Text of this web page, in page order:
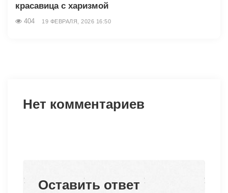
красавица с харизмой
404 19 ФЕВРАЛЯ, 2026 16:50
Нет комментариев
Оставить ответ